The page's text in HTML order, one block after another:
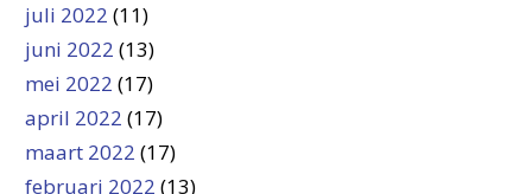
juli 2022 (11)
juni 2022 (13)
mei 2022 (17)
april 2022 (17)
maart 2022 (17)
februari 2022 (13)